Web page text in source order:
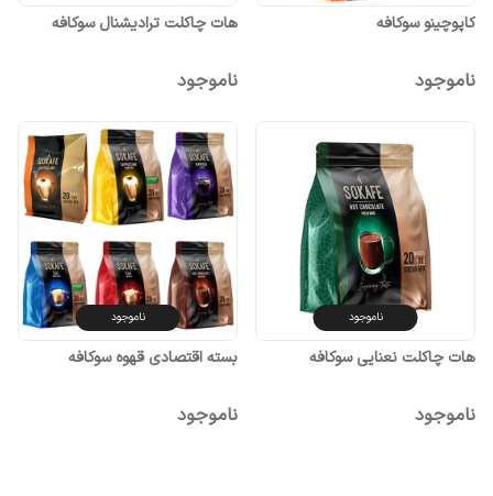
کاپوچینو سوکافه
ناموجود
هات چاکلت ترادیشنال سوکافه
ناموجود
ناموجود
هات چاکلت نعنایی سوکافه
ناموجود
ناموجود
بسته اقتصادی قهوه سوکافه
ناموجود